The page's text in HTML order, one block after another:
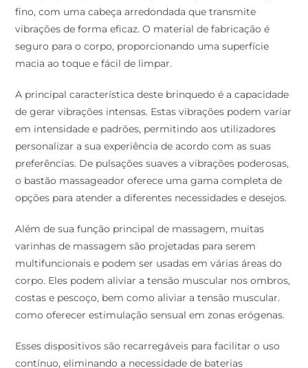
fino, com uma cabeça arredondada que transmite
vibrações de forma eficaz. O material de fabricação é
seguro para o corpo, proporcionando uma superfície
macia ao toque e fácil de limpar.
A principal característica deste brinquedo é a capacidade
de gerar vibrações intensas. Estas vibrações podem variar
em intensidade e padrões, permitindo aos utilizadores
personalizar a sua experiência de acordo com as suas
preferências. De pulsações suaves a vibrações poderosas,
o bastão massageador oferece uma gama completa de
opções para atender a diferentes necessidades e desejos.
Além de sua função principal de massagem, muitas
varinhas de massagem são projetadas para serem
multifuncionais e podem ser usadas em várias áreas do
corpo. Eles podem aliviar a tensão muscular nos ombros,
costas e pescoço, bem como aliviar a tensão muscular.
como oferecer estimulação sensual em zonas erógenas.
Esses dispositivos são recarregáveis para facilitar o uso
contínuo, eliminando a necessidade de baterias